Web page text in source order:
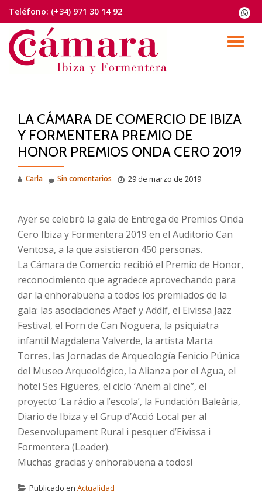
Saltar
contenido
Teléfono: (+34) 971 30 14 92
fa-
LA CÁMARA DE COMERCIO DE IBIZA
Y FORMENTERA PREMIO DE
HONOR PREMIOS ONDA CERO 2019
Carla 29 de marzo de 2019
Sin comentarios
Ayer se celebró la gala de Entrega de Premios Onda
Cero Ibiza y Formentera 2019 en el Auditorio Can
Ventosa, a la que asistieron 450 personas.
La Cámara de Comercio recibió el Premio de Honor,
reconocimiento que agradece aprovechando para
dar la enhorabuena a todos los premiados de la
gala: las asociaciones Afaef y Addif, el Eivissa Jazz
Festival, el Forn de Can Noguera, la psiquiatra
infantil Magdalena Valverde, la artista Marta
Torres, las Jornadas de Arqueología Fenicio Púnica
del Museo Arqueológico, la Alianza por el Agua, el
hotel Ses Figueres, el ciclo ‘Anem al cine”, el
proyecto ‘La ràdio a l’escola’, la Fundación Baleària,
Diario de Ibiza y el Grup d’Acció Local per al
Desenvolupament Rural i pesquer d’Eivissa i
Formentera (Leader).
Muchas gracias y enhorabuena a todos!
Publicado en Actualidad